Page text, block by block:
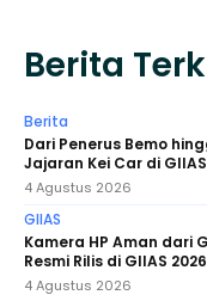
Berita
Berita
Dari Penerus Bemo
Jajaran Kei Car di
4 Agustus 2026
GIIAS
Kamera HP Aman dari
Resmi Rilis di GIIAS 2026
4 Agustus 2026